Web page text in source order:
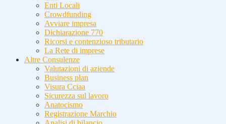
Enti Locali
Crowdfunding
Avviare impresa
Dichiarazione 770
Ricorsi e contenzioso tributario
La Rete di imprese
Altre Consulenze
Valutazioni di aziende
Business plan
Visura Cciaa
Sicurezza sul lavoro
Anatocismo
Registrazione Marchio